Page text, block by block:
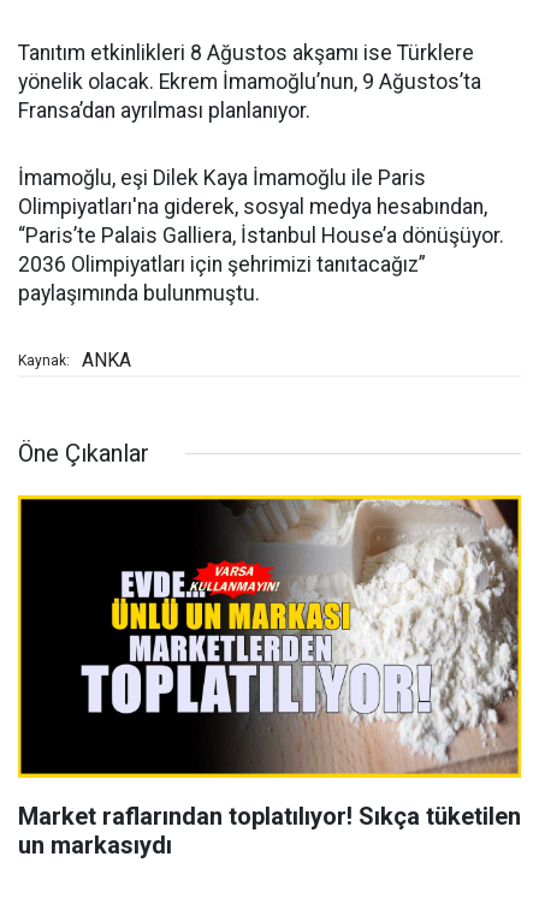
Tanıtım etkinlikleri 8 Ağustos akşamı ise Türklere
yönelik olacak. Ekrem İmamoğlu’nun, 9 Ağustos’ta
Fransa’dan ayrılması planlanıyor.
İmamoğlu, eşi Dilek Kaya İmamoğlu ile Paris
Olimpiyatları'na giderek, sosyal medya hesabından,
“Paris’te Palais Galliera, İstanbul House’a dönüşüyor.
2036 Olimpiyatları için şehrimizi tanıtacağız”
paylaşımında bulunmuştu.
Kaynak: ANKA
Öne Çıkanlar
Market raflarından toplatılıyor! Sıkça tüketilen
un markasıydı